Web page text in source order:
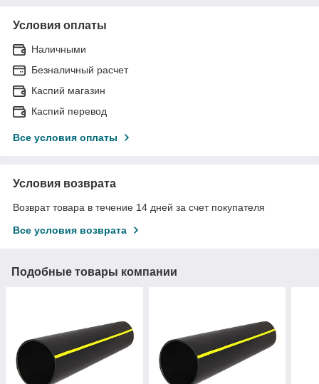
Условия оплаты
Наличными
Безналичный расчет
Каспий магазин
Каспий перевод
Все условия оплаты
Условия возврата
Возврат товара в течение 14 дней за счет покупателя
Все условия возврата
Подобные товары компании